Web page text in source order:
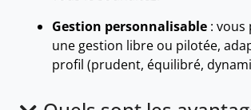
Gestion personnalisable : vous
une gestion libre ou pilotée,
profil (prudent, équilibré,